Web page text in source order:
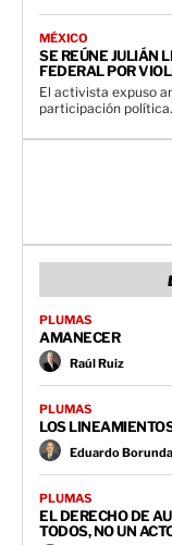
MÉXICO
SE REÚNE JULIÁN
FEDERAL POR
El activista expuso
PLUMAS
AMANECER
Raúl Ruiz
PLUMAS
LOS
Eduardo Borunda
PLUMAS
EL DERECHO DE
TODOS, NO UN